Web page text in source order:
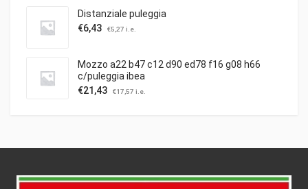
Distanziale puleggia
€6,43 €5,27 i.e.
Mozzo a22 b47 c12 d90 ed78 f16 g08 h66
c/puleggia ibea
€21,43 €17,57 i.e.